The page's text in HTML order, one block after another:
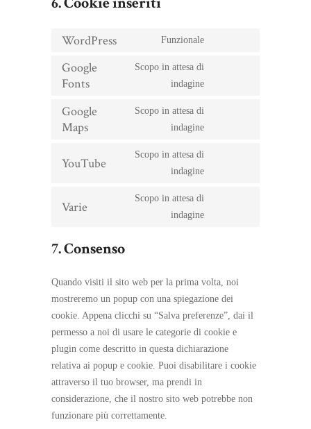
WordPress Funzionale
Google
Fonts
Scopo in attesa di
indagine
Google
Maps
Scopo in attesa di
indagine
YouTube
Scopo in attesa di
indagine
Varie
Scopo in attesa di
indagine
7. Consenso
Quando visiti il sito web per la prima volta, noi
mostreremo un popup con una spiegazione dei
cookie. Appena clicchi su “Salva preferenze”, dai il
permesso a noi di usare le categorie di cookie e
plugin come descritto in questa dichiarazione
relativa ai popup e cookie. Puoi disabilitare i cookie
attraverso il tuo browser, ma prendi in
considerazione, che il nostro sito web potrebbe non
funzionare più correttamente.